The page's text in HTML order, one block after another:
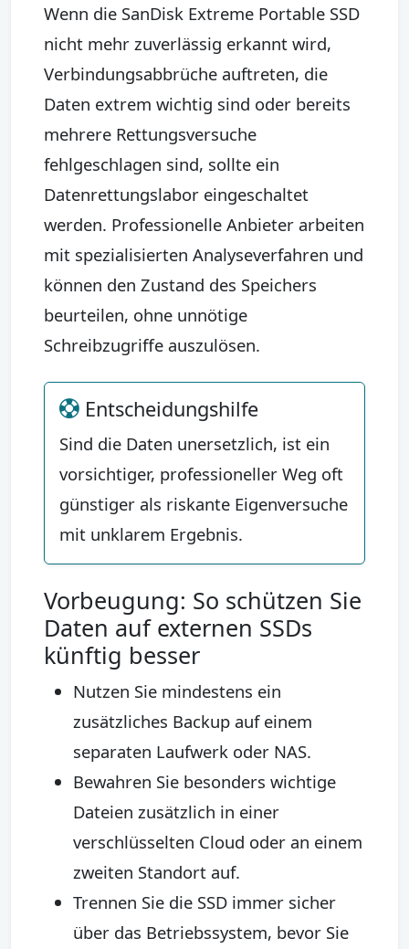
Wenn die SanDisk Extreme Portable SSD
nicht mehr zuverlässig erkannt wird,
Verbindungsabbrüche auftreten, die
Daten extrem wichtig sind oder bereits
mehrere Rettungsversuche
fehlgeschlagen sind, sollte ein
Datenrettungslabor eingeschaltet
werden. Professionelle Anbieter arbeiten
mit spezialisierten Analyseverfahren und
können den Zustand des Speichers
beurteilen, ohne unnötige
Schreibzugriffe auszulösen.
Entscheidungshilfe
Sind die Daten unersetzlich, ist ein
vorsichtiger, professioneller Weg oft
günstiger als riskante Eigenversuche
mit unklarem Ergebnis.
Vorbeugung: So schützen Sie
Daten auf externen SSDs
künftig besser
Nutzen Sie mindestens ein
zusätzliches Backup auf einem
separaten Laufwerk oder NAS.
Bewahren Sie besonders wichtige
Dateien zusätzlich in einer
verschlüsselten Cloud oder an einem
zweiten Standort auf.
Trennen Sie die SSD immer sicher
über das Betriebssystem, bevor Sie